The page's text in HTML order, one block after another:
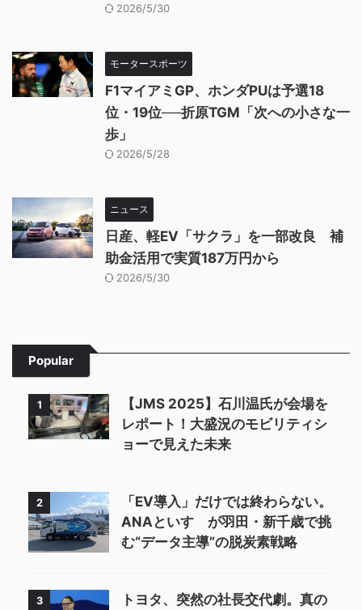
2026/5/30
モータースポーツ
F1マイアミGP、ホンダPUは予選18
位・19位──折原TGM「次への小さな一
歩」
2026/5/28
ニュース
日産、軽EV「サクラ」を一部改良 補
助金活用で実質187万円から
2026/5/30
Popular
1
【JMS 2025】石川温氏が会場を
レポート！大盛況のモビリティシ
ョーで見えた未来
2
「EV導入」だけでは終わらない。
ANAといすゞが羽田・新千歳で挑
む“データ主導”の脱炭素戦略
3
トヨタ、突然の社長交代劇。真の